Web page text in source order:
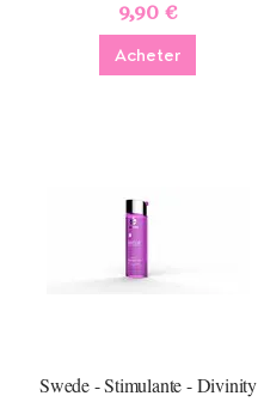
9,90 €
Acheter
Swede - Stimulante - Divinity